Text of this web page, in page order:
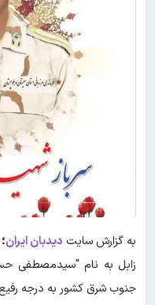
به گزارش سایت دیدبان ایران؛
زابل به نام "سیدمصطفی
جنوب شرق کشور به درجه